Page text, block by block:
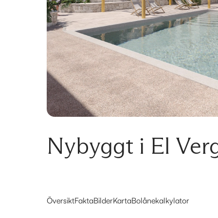
Nybyggt i El
ÖversiktFaktaBilderKartaBolånekalkylator